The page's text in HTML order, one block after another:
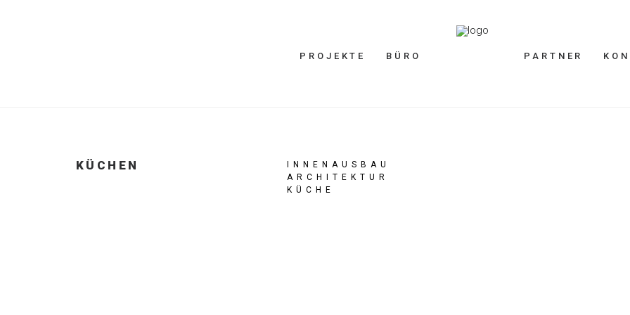
PROJEKTE BÜRO PARTNER
KÜCHEN
INNENAUSBAU
ARCHITEKTUR
KÜCHE